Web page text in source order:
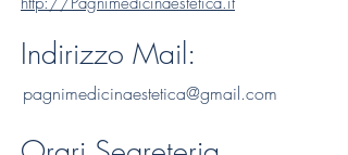
Indirizzo Mail:
pagnimedicinaestetica@gmail.com